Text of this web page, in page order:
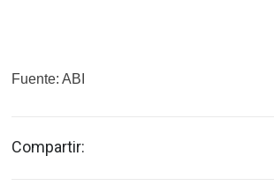
Fuente: ABI
Compartir: